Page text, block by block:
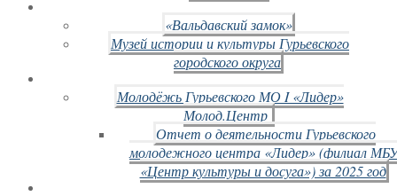
«Вальдавский замок»
Музей истории и культуры Гурьевского
городского округа
Молодёжь Гурьевского МО I «Лидер»
Молод.Центр
Отчет о деятельности Гурьевского
молодежного центра «Лидер» (филиал
«Центр культуры и досуга») за 2025 год